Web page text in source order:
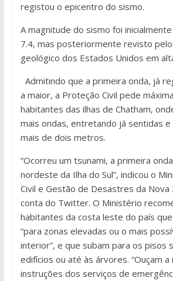
registou o epicentro do sismo.
A magnitude do sismo foi
7.4, mas posteriormente revisto
geológico dos Estados Unidos em
Admitindo que a primeira onda, já
a maior, a Proteção Civil pede
habitantes das ilhas de Chatham,
mais ondas, entretando já sentidas
mais de dois metros.
“Ocorreu um tsunami, a primeira
nordeste da Ilha do Sul”, indicou o
Civil e Gestão de Desastres da Nova
conta do Twitter. O Ministério
habitantes da costa leste do país
“para zonas elevadas ou o mais
interior”, e que subam para os pisos
edifícios ou até às árvores. “Ouçam
instruções dos serviços de